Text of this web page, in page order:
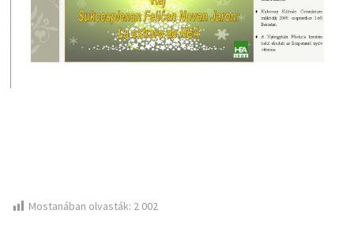
Mostanában olvasták: 2 002